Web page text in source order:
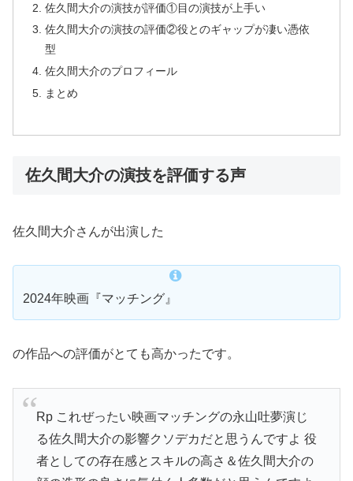
佐久間大介の演技が評価①目の演技が上手い
佐久間大介の演技の評価②役とのギャップが凄い憑依
型
佐久間大介のプロフィール
まとめ
佐久間大介の演技を評価する声
佐久間大介さんが出演した
2024年映画『マッチング』
の作品への評価がとても高かったです。
Rp これぜったい映画マッチングの永山吐夢演じ
る佐久間大介の影響クソデカだと思うんですよ 役
者としての存在感とスキルの高さ＆佐久間大介の